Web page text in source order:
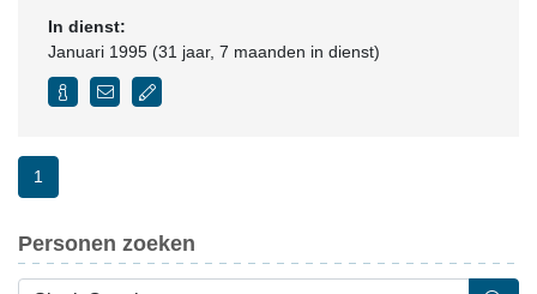
In dienst:
Januari 1995 (31 jaar, 7 maanden in dienst)
1
Personen zoeken